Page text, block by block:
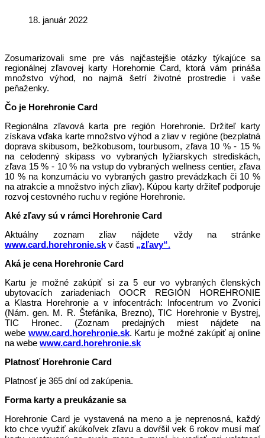
18. január 2022
Zosumarizovali sme pre vás najčastejšie otázky týkajúce sa
regionálnej zľavovej karty Horehornie Card, ktorá vám prináša
množstvo výhod, no najmä šetrí životné prostredie i vaše
peňaženky.
Čo je Horehronie Card
Regionálna zľavová karta pre región Horehronie. Držiteľ karty
získava vďaka karte množstvo výhod a zliav v regióne (bezplatná
doprava skibusom, bežkobusom, tourbusom, zľava 10 % - 15 %
na celodenný skipass vo vybraných lyžiarskych strediskách,
zľava 15 % - 10 % na vstup do vybraných wellness centier, zľava
10 % na konzumáciu vo vybraných gastro prevádzkach či 10 %
na atrakcie a množstvo iných zliav). Kúpou karty držiteľ podporuje
rozvoj cestovného ruchu v regióne Horehronie.
Aké zľavy sú v rámci Horehronie Card
Aktuálny zoznam zliav nájdete vždy na stránke
www.card.horehronie.sk v časti „zľavy“.
Aká je cena Horehronie Card
Kartu je možné zakúpiť si za 5 eur vo vybraných členských
ubytovacích zariadeniach OOCR REGIÓN HOREHRONIE
a Klastra Horehronie a v infocentrách: Infocentrum vo Zvonici
(Nám. gen. M. R. Štefánika, Brezno), TIC Horehronie v Bystrej,
TIC Hronec. (Zoznam predajných miest nájdete na
webe www.card.horehronie.sk. Kartu je možné zakúpiť aj online
na webe www.card.horehronie.sk
Platnosť Horehronie Card
Platnosť je 365 dní od zakúpenia.
Forma karty a preukázanie sa
Horehronie Card je vystavená na meno a je neprenosná, každý
kto chce využiť akúkoľvek zľavu a dovŕšil vek 6 rokov musí mať